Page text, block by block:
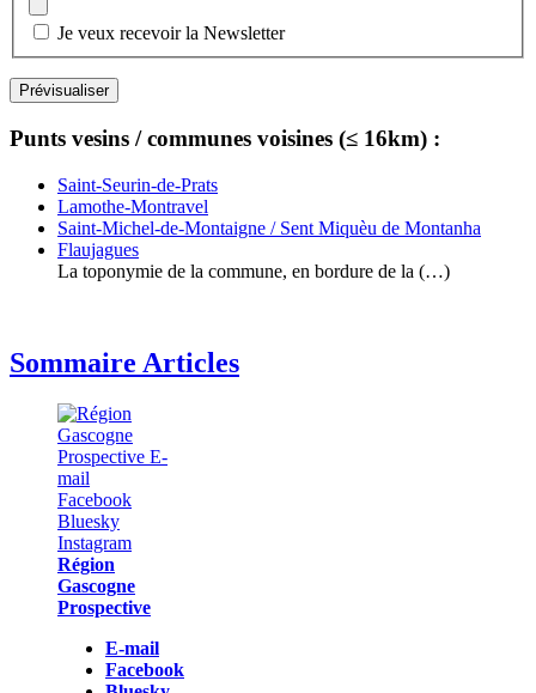
Je veux recevoir la Newsletter
Punts vesins / communes voisines (≤ 16km) :
Saint-Seurin-de-Prats
Lamothe-Montravel
Saint-Michel-de-Montaigne / Sent Miquèu de Montanha
Flaujagues
La toponymie de la commune, en bordure de la (…)
Sommaire Articles
Région
Gascogne
Prospective
E-mail
Facebook